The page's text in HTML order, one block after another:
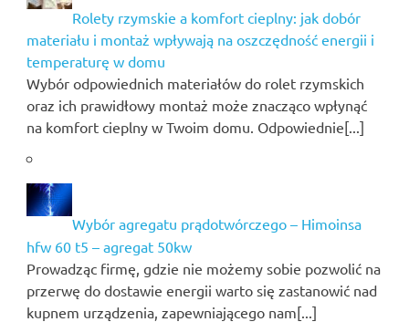
Rolety rzymskie a komfort cieplny: jak dobór
materiału i montaż wpływają na oszczędność energii i
temperaturę w domu
Wybór odpowiednich materiałów do rolet rzymskich
oraz ich prawidłowy montaż może znacząco wpłynąć
na komfort cieplny w Twoim domu. Odpowiednie[...]
Wybór agregatu prądotwórczego – Himoinsa
hfw 60 t5 – agregat 50kw
Prowadząc firmę, gdzie nie możemy sobie pozwolić na
przerwę do dostawie energii warto się zastanowić nad
kupnem urządzenia, zapewniającego nam[...]